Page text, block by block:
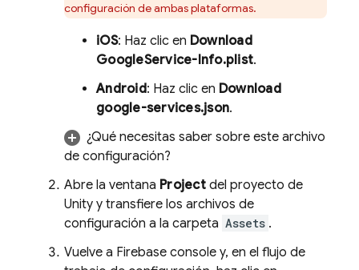
configuración de ambas plataformas.
iOS: Haz clic en Download
GoogleService-Info.plist.
Android: Haz clic en Download
google-services.json.
¿Qué necesitas saber sobre este archivo
de configuración?
Abre la ventana Projectdel proyecto de
Unity y transfiere los archivos de
configuración a la carpeta Assets .
Vuelve a Firebase console y, en el flujo de